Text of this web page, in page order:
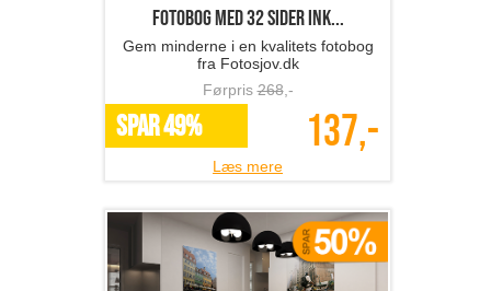
Fotobog med 32 sider ink...
Gem minderne i en kvalitets fotobog
fra Fotosjov.dk
Førpris268,-
SPAR 49% 137,-
Læs mere